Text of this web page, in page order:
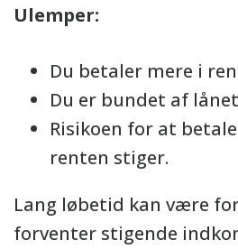
Ulemper:
Du betaler mere i
Du er bundet af
Risikoen for at
renten stiger.
Lang løbetid kan være
forventer stigende